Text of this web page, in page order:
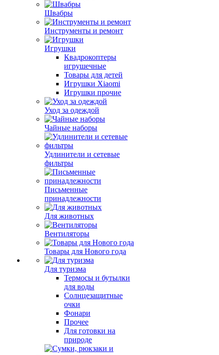
Швабры
Инструменты и ремонт
Игрушки
Квадрокоптеры
игрушечные
Товары для детей
Игрушки Xiaomi
Игрушки прочие
Уход за одеждой
Чайные наборы
Удлинители и сетевые
фильтры
Письменные
принадлежности
Для животных
Вентиляторы
Товары для Нового года
Для туризма
Термосы и бутылки
для воды
Солнцезащитные
очки
Фонари
Прочее
Для готовки на
природе